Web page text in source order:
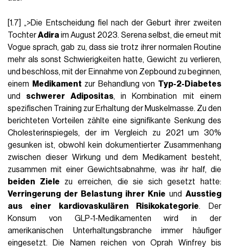
[1.7] „>Die Entscheidung fiel nach der Geburt ihrer zweiten
TochterAdira im August 2023. Serena selbst, die erneut mit
Vogue sprach, gab zu, dass sie trotz ihrer normalen Routine
mehr als sonst Schwierigkeiten hatte, Gewicht zu verlieren,
und beschloss, mit der Einnahme von Zepbound zu beginnen,
einem
Medikament zur Behandlung von Typ-2-Diabetes
und schwerer Adipositas, in Kombination mit einem
spezifischen Training zur Erhaltung der Muskelmasse. Zu den
berichteten Vorteilen zählte eine signifikante Senkung des
Cholesterinspiegels, der im Vergleich zu 2021 um 30%
gesunken ist, obwohl kein dokumentierter Zusammenhang
zwischen dieser Wirkung und dem Medikament besteht,
zusammen mit einer Gewichtsabnahme, was ihr half, die
beiden Ziele zu erreichen, die sie sich gesetzt hatte:
Verringerung der Belastung ihrer Knie und Ausstieg
aus einer kardiovaskulären Risikokategorie. Der
Konsum von GLP-1-Medikamenten wird in der
amerikanischen Unterhaltungsbranche immer häufiger
eingesetzt. Die Namen reichen von Oprah Winfrey bis